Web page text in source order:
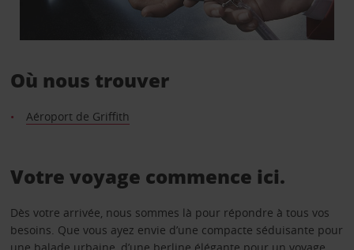
Où nous trouver
Aéroport de Griffith
Votre voyage commence ici.
Dès votre arrivée, nous sommes là pour répondre à tous vos
besoins. Que vous ayez envie d’une compacte séduisante pour